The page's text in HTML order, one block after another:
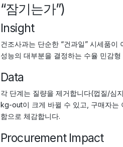
“잠기는가”)
Insight
건조사과는 단순한 “건과일” 시세품
성능의 대부분을 결정하는 수율 민감
Data
각 단계는 질량을 제거합니다(껍질/심
kg-out이 크게 바뀔 수 있고, 구매자는
함으로 체감합니다.
Procurement Impact